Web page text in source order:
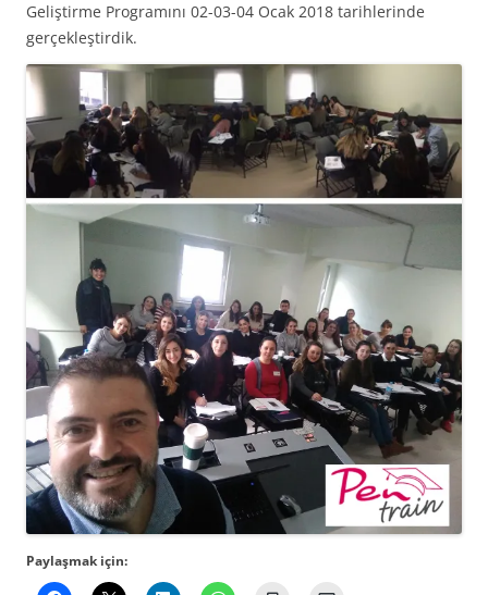
Geliştirme Programını 02-03-04 Ocak 2018 tarihlerinde
gerçekleştirdik.
Paylaşmak için: